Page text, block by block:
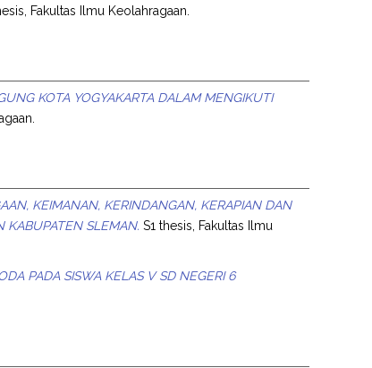
Fakultas Ilmu Keolahragaan.
KOTA YOGYAKARTA DALAM MENGIKUTI
KEIMANAN, KERINDANGAN, KERAPIAN DAN
KABUPATEN SLEMAN. S1 thesis, Fakultas Ilmu
PADA SISWA KELAS V SD NEGERI 6